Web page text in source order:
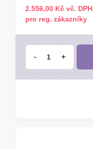
2.556,00 Kč vč. DPH
pro reg. zákazníky
- +